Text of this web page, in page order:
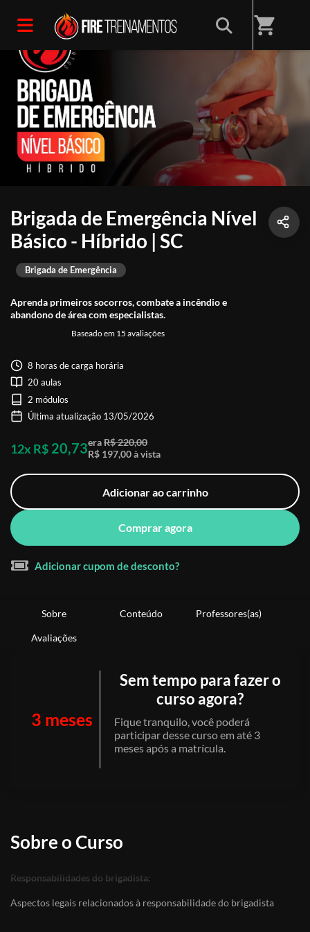
shopping_cart
Brigada de Emergência Nível
Básico - Híbrido | SC
Aprenda primeiros socorros, combate a incêndio e
abandono de área com especialistas.
Baseado em 15 avaliações
Brigada de Emergência
8 horas de carga horária
20 aulas
2 módulos
Última atualização 13/05/2026
12x R$ 20,73eraR$ 220,00
R$ 197,00 à vista
Adicionar ao carrinho
Comprar agora
Adicionar cupom de desconto?
Sobre Conteúdo Professores(as)
Avaliações
3 meses
Sem tempo para fazer o
curso agora?
Fique tranquilo, você poderá
participar desse curso em até 3
meses após a matrícula.
Sobre o Curso
Responsabilidades do brigadista:
Aspectos legais relacionados à responsabilidade do brigadista